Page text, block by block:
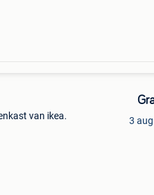
van ikea.
3